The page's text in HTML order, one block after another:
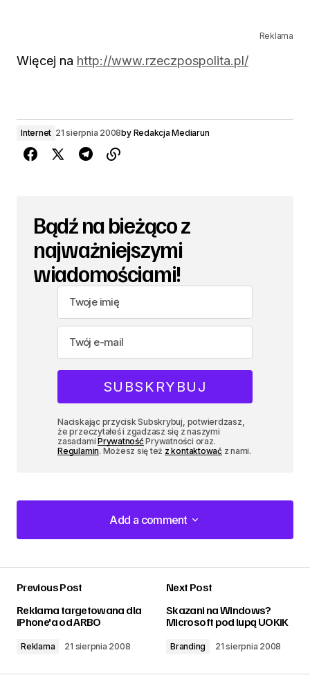
Reklama
Więcej na http://www.rzeczpospolita.pl/
Internet 21 sierpnia 2008by Redakcja Mediarun
Bądź na bieżąco z
najważniejszymi
wiadomościami!
Naciskając przycisk Subskrybuj, potwierdzasz,
że przeczytałeś i zgadzasz się z naszymi
zasadamiPrywatnośćPrywatności oraz.
Regulamin. Możesz się też z kontaktowaćz nami.
Add a comment
Add a comment
Previous Post
Reklama targetowana dla
iPhone'a od ARBO
Reklama 21 sierpnia 2008
Next Post
Skazani na Windows?
Microsoft pod lupą UOKiK
Branding 21 sierpnia 2008